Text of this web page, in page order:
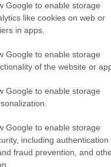
Google to enable storage
like cookies on web or
in apps.
Google to enable storage
of the website or
Google to enable storage
Google to enable storage
including authentication
fraud prevention, and
τελευταίεςΕιδήσεις
Κόσμο
ΟΛΑ ΤΑ ΝΕΑ ΤΟΥ